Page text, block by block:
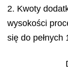
2. Kwoty
wysokości
się do pełnych